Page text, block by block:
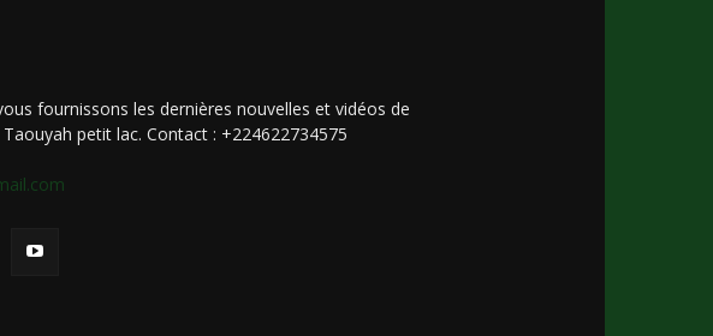
fournissons les dernières nouvelles et vidéos de
petit lac. Contact : +224622734575